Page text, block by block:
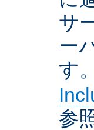
サ
ー
す
参